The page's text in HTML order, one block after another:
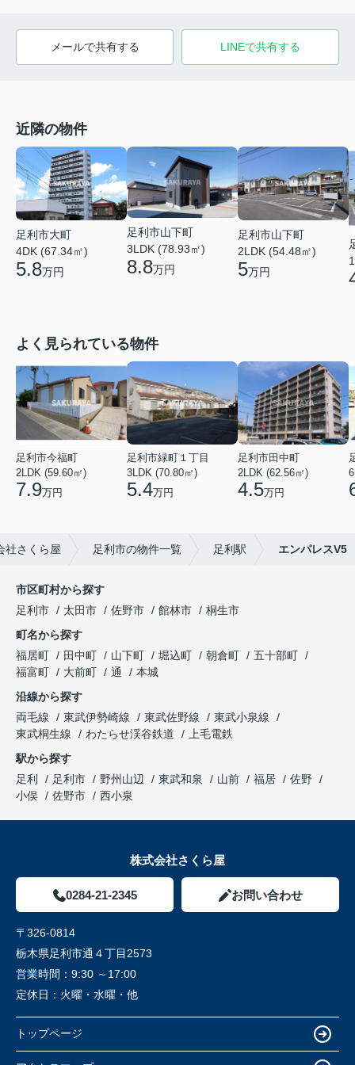
メールで共有する LINEで共有する
近隣の物件
足利市大町
4DK (67.34㎡)
5.8万円
足利市山下町
3LDK (78.93㎡)
8.8万円
足利市山下町
2LDK (54.48㎡)
5万円
よく見られている物件
足利市今福町
2LDK (59.60㎡)
7.9万円
足利市緑町１丁目
3LDK (70.80㎡)
5.4万円
足利市田中町
2LDK (62.56㎡)
4.5万円
社さくら屋 足利市の物件一覧 足利駅 エンパレスV5
市区町村から探す
足利市
太田市 佐野市 館林市
桐生市
町名から探す
福居町
田中町 山下町 堀込町 朝倉町
五十部町
福富町
大前町 通
本城
沿線から探す
両毛線
東武伊勢崎線 東武佐野線
東武小泉線
東武桐生線
わたらせ渓谷鉄道
上毛電鉄
駅から探す
足利
足利市 野州山辺 東武和泉 山前 福居
佐野
小俣
佐野市 西小泉
株式会社さくら屋
0284-21-2345 お問い合わせ
〒326-0814
栃木県足利市通４丁目2573
営業時間： 9:30 ～17:00
定休日： 火曜・水曜・他
トップページ